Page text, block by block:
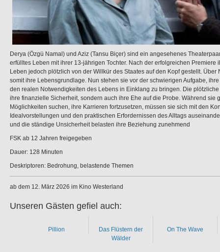
Derya (Özgü Namal) und Aziz (Tansu Biçer) sind ein angesehenes
erfülltes Leben mit ihrer 13-jährigen Tochter. Nach der erfolgreichen Premiere
Leben jedoch plötzlich von der Willkür des Staates auf den Kopf gestellt. Über
somit ihre Lebensgrundlage. Nun stehen sie vor der schwierigen Aufgabe,
den realen Notwendigkeiten des Lebens in Einklang zu bringen. Die
ihre finanzielle Sicherheit, sondern auch ihre Ehe auf die Probe. Während sie
Möglichkeiten suchen, ihre Karrieren fortzusetzen, müssen sie sich mit den
Idealvorstellungen und den praktischen Erfordernissen des Alltags
und die ständige Unsicherheit belasten ihre Beziehung zunehmend
FSK ab 12 Jahren freigegeben
Dauer: 128 Minuten
Deskriptoren: Bedrohung, belastende Themen
ab dem 12. März 2026 im Kino Westerland
Unseren Gästen gefiel auch:
Pillion
Das Flüstern der
Wälder
On The Wave